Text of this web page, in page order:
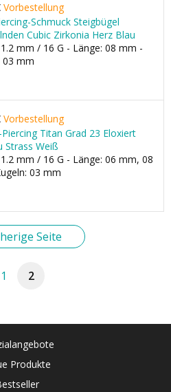
Vorbestellung
Schmuck Steigbügel
Cubic Zirkonia Herz Blau
mm / 16 G - Länge: 08 mm -
03 mm
Vorbestellung
Titan Grad 23 Eloxiert
Strass Weiß
mm / 16 G - Länge: 06 mm, 08
03 mm
Seite
1 2
Produkte